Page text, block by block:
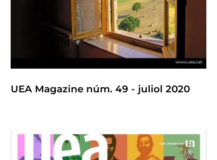
UEA Magazine núm. 49 - juliol 2020